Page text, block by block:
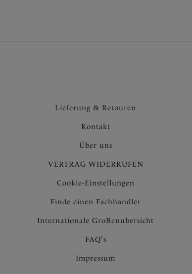
Lieferung & Retouren
Kontakt
Über uns
VERTRAG WIDERRUFEN
Cookie-Einstellungen
Finde einen Fachhandler
Internationale GroBenubersicht
FAQ's
Impressum